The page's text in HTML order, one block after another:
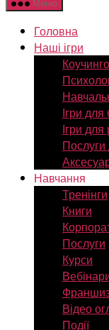
Меню
Головна
Наші ігри
Ігри для
Ігри
Послуги
Навчання
Тренінги
Книги
Послуги
Курси
Відео
Події